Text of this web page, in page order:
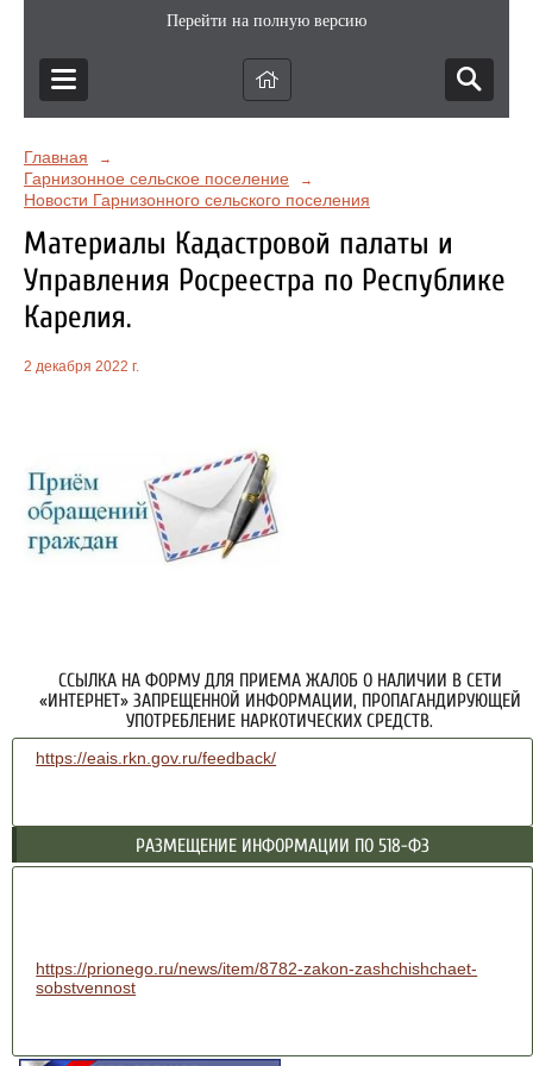
Перейти на полную версию
Главная →
Гарнизонное сельское поселение →
Новости Гарнизонного сельского поселения
Материалы Кадастровой палаты и
Управления Росреестра по Республике
Карелия.
2 декабря 2022 г.
ССЫЛКА НА ФОРМУ ДЛЯ ПРИЕМА ЖАЛОБ О НАЛИЧИИ В СЕТИ
«ИНТЕРНЕТ» ЗАПРЕЩЕННОЙ ИНФОРМАЦИИ, ПРОПАГАНДИРУЮЩЕЙ
УПОТРЕБЛЕНИЕ НАРКОТИЧЕСКИХ СРЕДСТВ.
https://eais.rkn.gov.ru/feedback/
РАЗМЕЩЕНИЕ ИНФОРМАЦИИ ПО 518-ФЗ
https://prionego.ru/news/item/8782-zakon-zashchishchaet-
sobstvennost